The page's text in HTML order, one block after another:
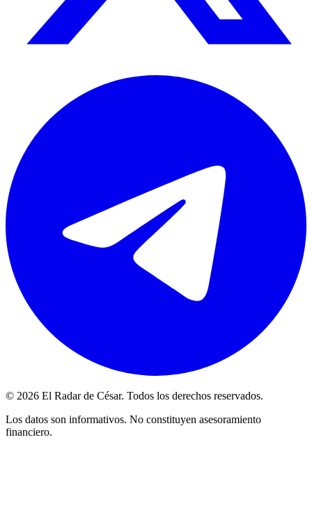
© 2026 El Radar de César. Todos los derechos reservados.
Los datos son informativos. No constituyen asesoramiento
financiero.